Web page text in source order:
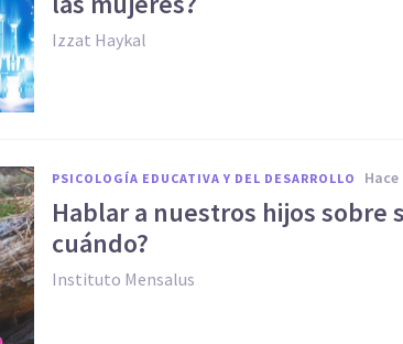
Izzat Haykal
PSICOLOGÍA EDUCATIVA Y DEL DESARROLLO
Hablar a nuestros hijos sobre
cuándo?
Instituto Mensalus